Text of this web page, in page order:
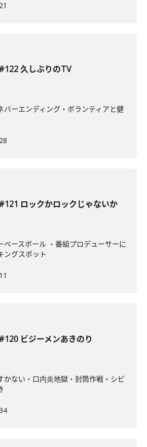
久しぶりのTV
バーエンディング・ボランティアと健
ロックかロックじゃないか
ベースボール ・番組プロデューサーに
ングスポット
ビジーメンあきのり
かない・口内炎地獄・封筒作戦・シビ